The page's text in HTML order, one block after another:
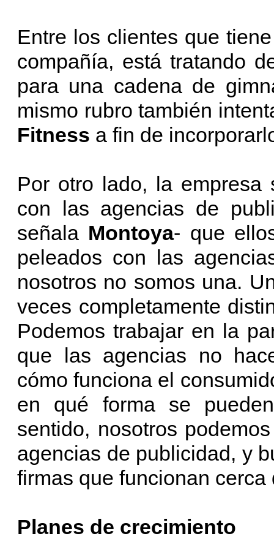
Entre los clientes que
compañía, está tratando
para una cadena de
mismo rubro también
Fitness a fin de
Por otro lado, la empresa
con las agencias de
señala Montoya- que
peleados con las
nosotros no somos una.
veces completamente
Podemos trabajar en la
que las agencias no
cómo funciona el
en qué forma se
sentido, nosotros
agencias de publicidad, y
firmas que funcionan
Planes de crecimiento